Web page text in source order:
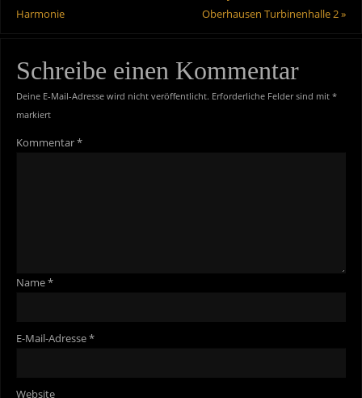
Harmonie
Oberhausen Turbinenhalle 2»
Schreibe einen Kommentar
Deine E-Mail-Adresse wird nicht veröffentlicht. Erforderliche Felder sind mit *
markiert
Kommentar*
Name*
E-Mail-Adresse*
Website